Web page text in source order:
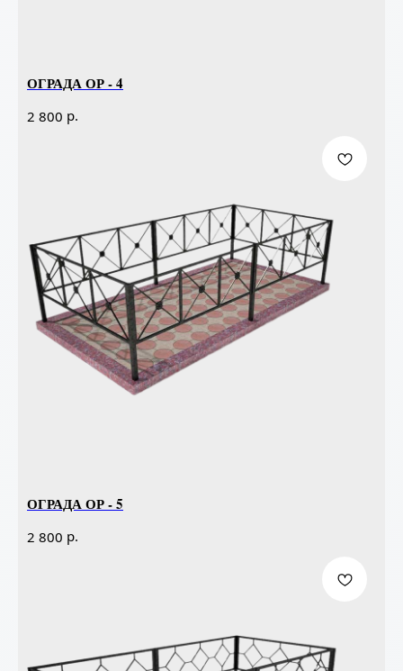
ОГРАДА ОР - 4
2 800 р.
ОГРАДА ОР - 5
2 800 р.